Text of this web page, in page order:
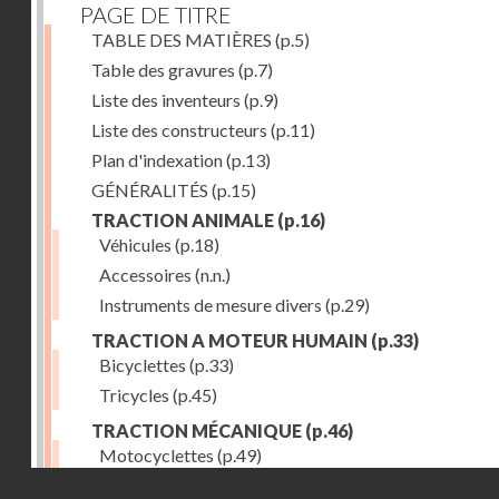
PAGE DE TITRE
TABLE DES MATIÈRES (p.5)
Table des gravures (p.7)
Liste des inventeurs (p.9)
Liste des constructeurs (p.11)
Plan d'indexation(p.13)
GÉNÉRALITÉS (p.15)
TRACTION ANIMALE (p.16)
Véhicules (p.18)
Accessoires (n.n.)
Instruments de mesure divers (p.29)
TRACTION A MOTEUR HUMAIN (p.33)
Bicyclettes (p.33)
Tricycles (p.45)
TRACTION MÉCANIQUE (p.46)
Motocyclettes (p.49)